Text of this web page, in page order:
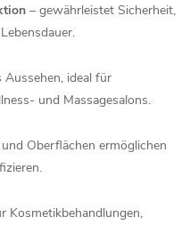
– gewährleistet Sicherheit,
Lebensdauer.
Aussehen, ideal für
und Massagesalons.
und Oberflächen ermöglichen
Kosmetikbehandlungen,